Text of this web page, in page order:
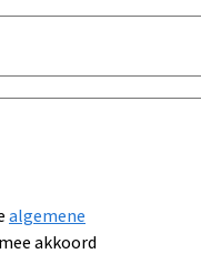
algemene
akkoord